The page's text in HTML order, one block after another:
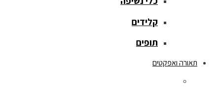
קלידים
תופים
תאורה ואפקטים